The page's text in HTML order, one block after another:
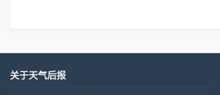
关于天气后报